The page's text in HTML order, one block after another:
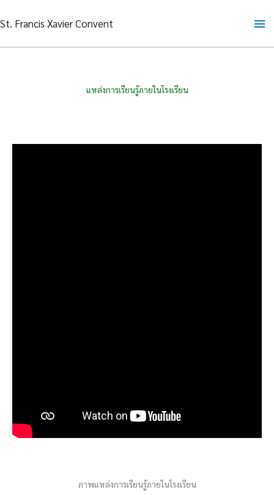
to
St. Francis Xavier Convent
แหล่งการเรียนรู้ภายในโรงเรียน
ภาพแหล่งการเรียนรู้ภายในโรงเรียน